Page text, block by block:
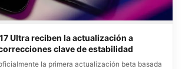
Ultra reciben la actualización a
clave de estabilidad
la primera actualización beta basada